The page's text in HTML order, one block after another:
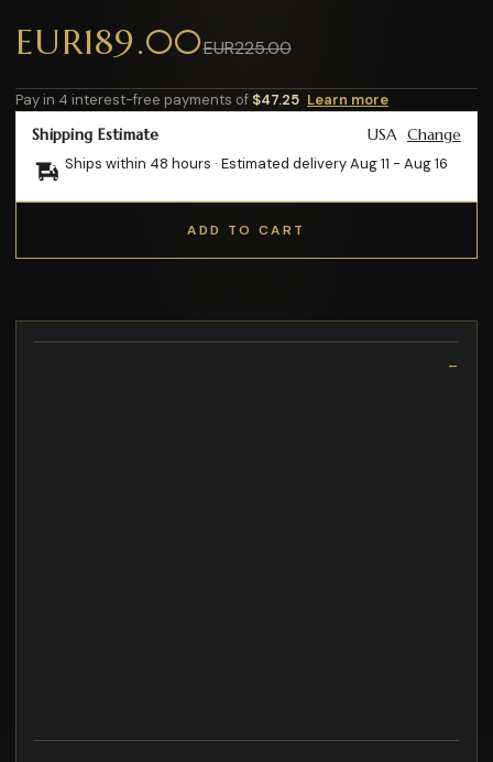
EUR189.00EUR225.00
Pay in 4 interest-free payments of $47.25 Learn more
Shipping Estimate USA Change
Ships within 48 hours · Estimated deliveryAug 11 - Aug 16
ADD TO CART